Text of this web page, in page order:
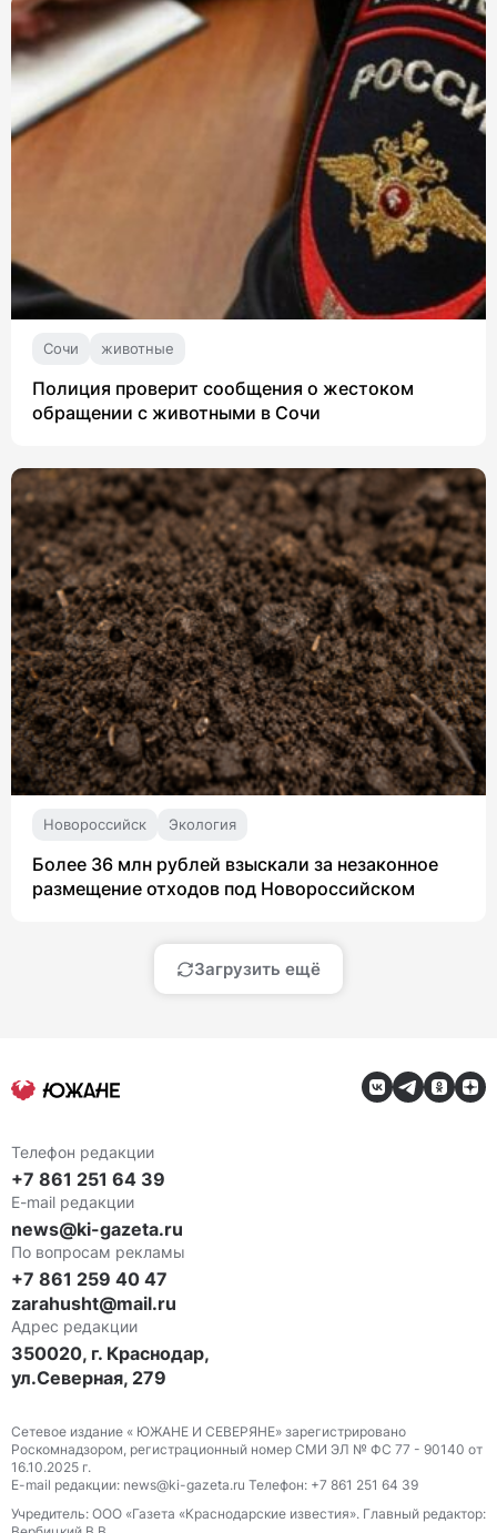
Сочи животные
Полиция проверит сообщения о жестоком
обращении с животными в Сочи
Новороссийск Экология
Более 36 млн рублей взыскали за незаконное
размещение отходов под Новороссийском
Загрузить ещё
Телефон редакции
+7 861 251 64 39
E-mail редакции
news@ki-gazeta.ru
По вопросам рекламы
+7 861 259 40 47
zarahusht@mail.ru
Адрес редакции
350020, г. Краснодар,
ул.Северная, 279
Сетевое издание « ЮЖАНЕ И СЕВЕРЯНЕ» зарегистрировано
Роскомнадзором, регистрационный номер СМИ ЭЛ № ФС 77 - 90140 от
16.10.2025 г.
E-mail редакции: news@ki-gazeta.ru Телефон: +7 861 251 64 39
Учредитель: ООО «Газета «Краснодарские известия». Главный редактор: